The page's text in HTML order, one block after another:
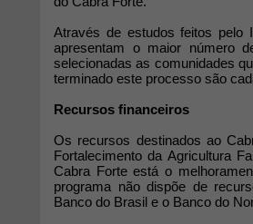
Através de estudos feitos pelo
apresentam o maior número
selecionadas as comunidades
terminado este processo são
Recursos financeiros
Os recursos destinados ao
Fortalecimento da Agricultura
Cabra Forte está o
programa não dispõe de
Banco do Brasil e o Banco do